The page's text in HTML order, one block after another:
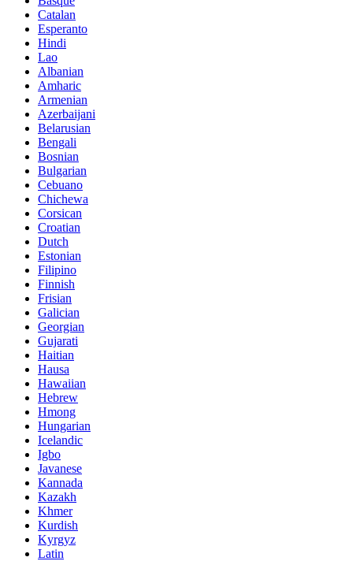
Catalan
Esperanto
Hindi
Lao
Albanian
Amharic
Armenian
Azerbaijani
Belarusian
Bengali
Bosnian
Bulgarian
Cebuano
Chichewa
Corsican
Croatian
Dutch
Estonian
Filipino
Finnish
Frisian
Galician
Georgian
Gujarati
Haitian
Hausa
Hawaiian
Hebrew
Hmong
Hungarian
Icelandic
Igbo
Javanese
Kannada
Kazakh
Khmer
Kurdish
Kyrgyz
Latin